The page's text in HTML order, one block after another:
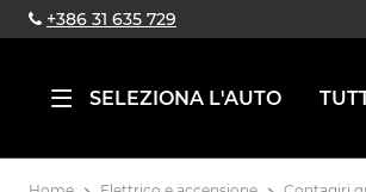
+386 31 635 729
SELEZIONA L'AUTO